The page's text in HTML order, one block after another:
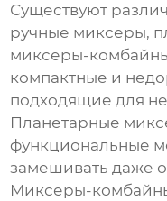
Существуют
ручные миксеры,
миксеры-
компактные и
подходящие для
Планетарные
функциональные
замешивать даже
Миксеры-